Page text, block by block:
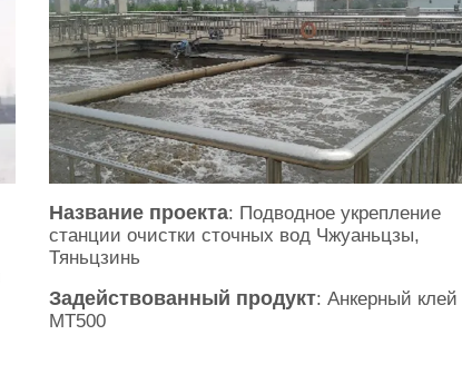
Название проекта: Подводное укрепление
станции очистки сточных вод Чжуаньцзы,
Тяньцзинь
Задействованный продукт: Анкерный клей
MT500